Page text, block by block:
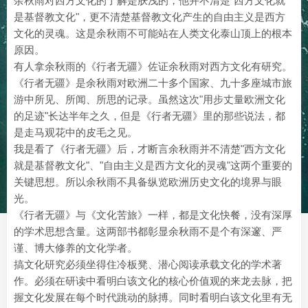
是基督教文化"，更不清楚基督教文化产生的自由主义是西方
文化的灵魂。这是余秋雨不可能站在人类文化泰山顶上的根本
原因。
有人拿余秋雨的《行者无疆》佐证余秋雨对西方文化有研究。
《行者无疆》是余秋雨对欧洲二十多个国家、九十多座城市旅
游中所见、所闻、所思的记录。虽然这次"用步丈量欧洲文化
的足迹"长达半年之久，但是《行者无疆》里的那些说法，都
是走马观花中的皮毛之见。
我是看了《行者无疆》后，才断言余秋雨并不清楚"西方文化
就是基督教文化"、"自由主义是西方文化的灵魂"这两个重要的
关键思想。所以余秋雨不具备纵览欧洲历史文化的境界与眼
光。
《行者无疆》与《文化苦旅》一样，都是文化快餐，没有深厚
的学术思想含量。这两部书都彰显余秋雨不是个有深邃、严
谨、博大修养的文化学者。
搞文化研究必须坐得住冷板凳、潜心阅读承载文化的学术著
作。必须在研读中看明白该文化的核心价值观的来龙去脉，把
握文化发展在每个时代跳动的脉搏。同时看明白该文化里有无